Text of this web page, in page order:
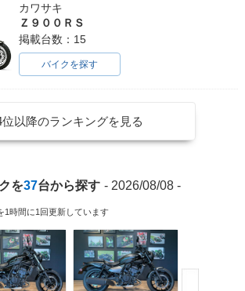
カワサキ
Ｚ９００ＲＳ
掲載台数：15
バイクを探す
位以降のランキングを見る
を37台から探す - 2026/08/08 -
1時間に1回更新しています